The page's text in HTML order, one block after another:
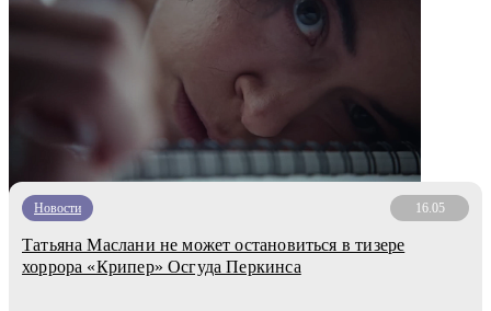
Новости 16.05
Татьяна Маслани не может остановиться в тизере
хоррора «Крипер» Осгуда Перкинса